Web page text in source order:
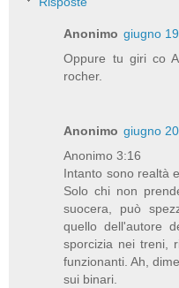
Anonimo giugno
Oppure tu giri co
rocher.
Anonimo giugno
Anonimo 3:16
Intanto sono realtà
Solo chi non
suocera, può
quello dell'autore
sporcizia nei treni,
funzionanti. Ah,
sui binari.